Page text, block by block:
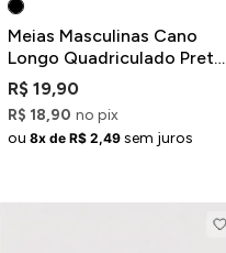
Meias Masculinas Cano
Longo Quadriculado Preto
e Branco
R$ 19,90
R$ 18,90 no pix
ou 8x de R$ 2,49 sem juros